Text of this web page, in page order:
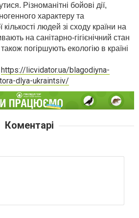
Різноманітні бойові дії,
характеру та
людей зі сходу країни на
на санітарно-гігієнічний стан
погіршують екологію в країні
https://licvidator.ua/blagodiyna-
dlya-ukraintsiv/
Коментарі